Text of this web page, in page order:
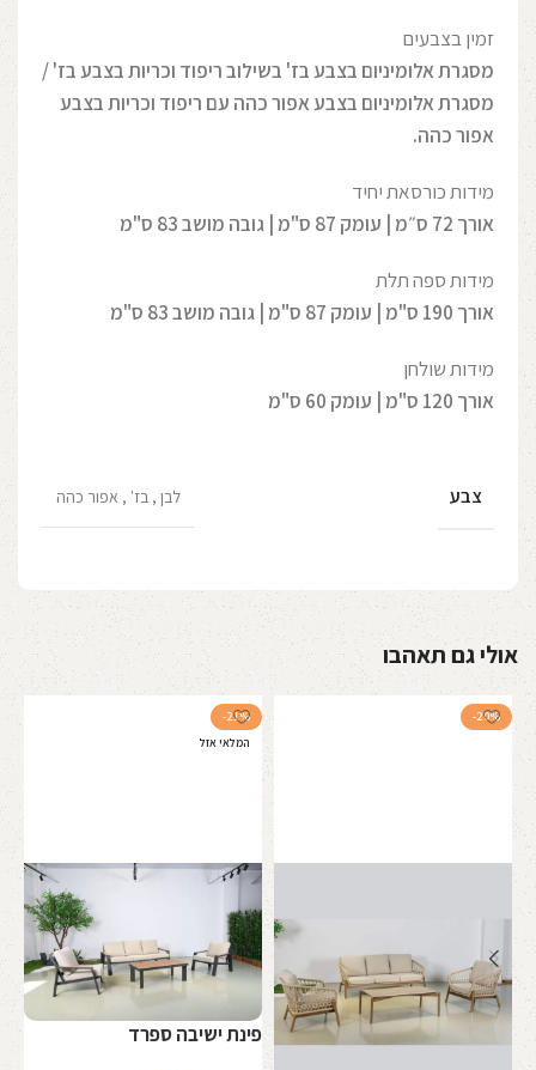
זמין בצבעים
מסגרת אלומיניום בצבע בז' בשילוב ריפוד וכריות בצבע בז' /
מסגרת אלומיניום בצבע אפור כהה עם ריפוד וכריות בצבע
אפור כהה.
מידות כורסאת יחיד
אורך 72 ס״מ | עומק 87 ס"מ | גובה מושב 83 ס"מ
מידות ספה תלת
אורך 190 ס"מ |
עומק 87 ס"מ | גובה מושב 83 ס"מ
מידות שולחן
אורך 120 ס"מ | עומק 60 ס"מ
צבע לבן , בז' , אפור כהה
אולי גם תאהבו
-20%
-21%
המלאי אזל
פינת ישיבה ספרד